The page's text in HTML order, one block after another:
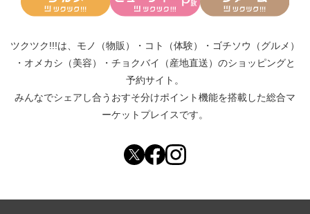
ツクツク!!!は、 モノ（物販） ・ コト（体験） ・ ゴチソウ（グルメ）
・ オメカシ（美容） ・ チョクバイ（産地直送） のショッピングと
予約サイト。
みんなでシェアし合う おすそ分けポイント機能を搭載した総合マ
ーケットプレイスです。